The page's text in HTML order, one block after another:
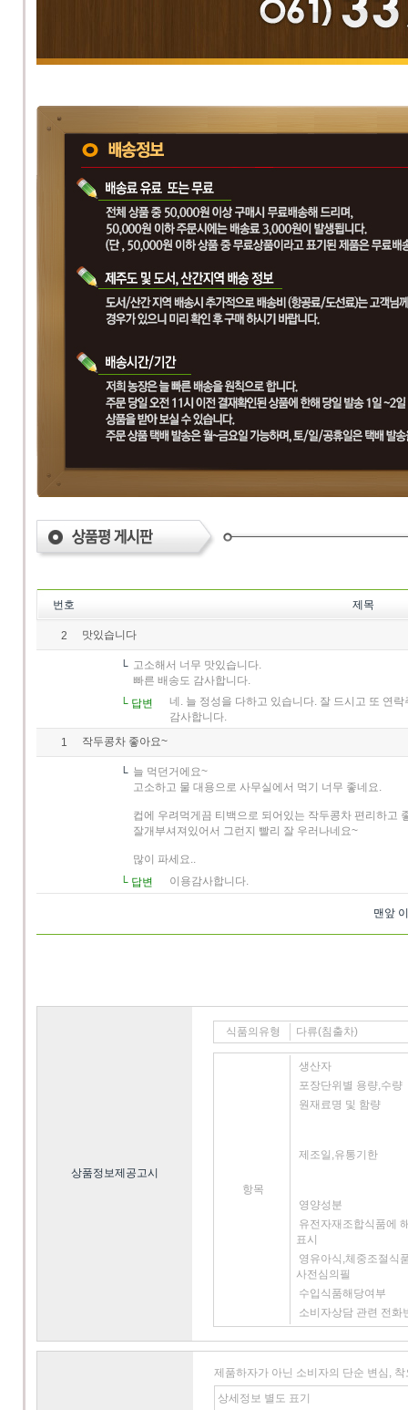
상품정보제공고시
식품의유형 다류(침출차)
항목
생산자
포장단위별 용량,수량
원재료명 및 함량
제조일,유통기한
영양성분
유전자재조합식품에
표시
영유아식,체중조절식
사전심의필
수입식품해당여부
소비자상담 관련 전화
제품하자가 아닌 소비자의 단순 변심,
상세정보 별도 표기